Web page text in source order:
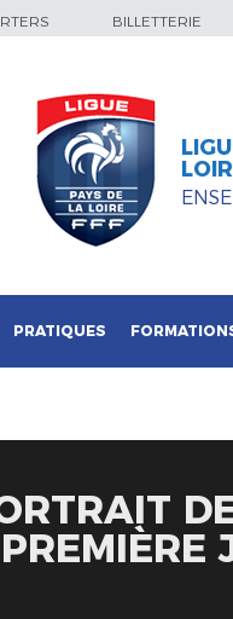
BILLETTERIE
PRATIQUES